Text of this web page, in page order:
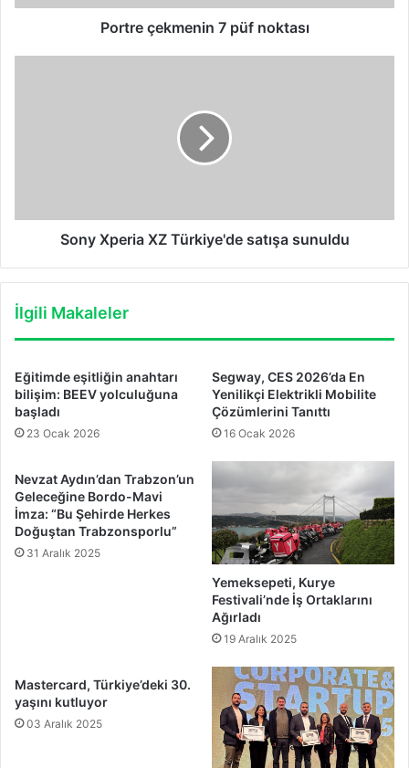
Portre çekmenin 7 püf noktası
Sony Xperia XZ Türkiye'de satışa sunuldu
İlgili Makaleler
Eğitimde eşitliğin anahtarı
bilişim: BEEV yolculuğuna
başladı
23 Ocak 2026
Segway, CES 2026’da En
Yenilikçi Elektrikli Mobilite
Çözümlerini Tanıttı
16 Ocak 2026
Nevzat Aydın’dan Trabzon’un
Geleceğine Bordo-Mavi
İmza: “Bu Şehirde Herkes
Doğuştan Trabzonsporlu”
31 Aralık 2025
Yemeksepeti, Kurye
Festivali’nde İş Ortaklarını
Ağırladı
19 Aralık 2025
Mastercard, Türkiye’deki 30.
yaşını kutluyor
03 Aralık 2025